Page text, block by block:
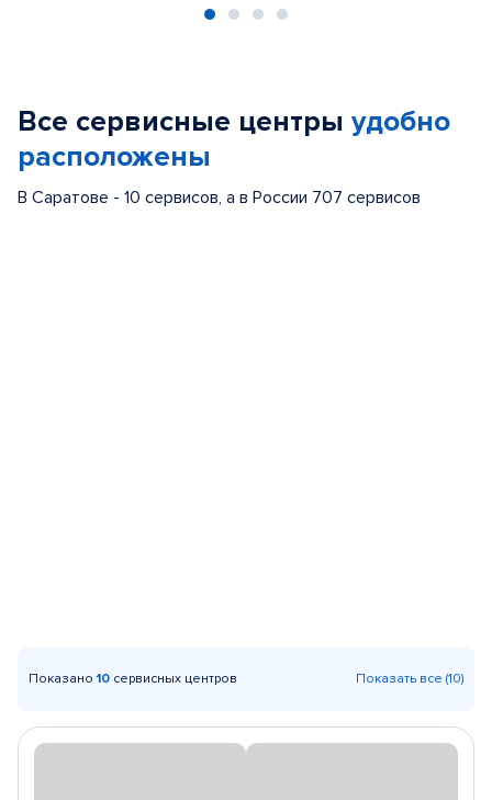
Все сервисные центры удобно
расположены
В Саратове - 10 сервисов, а в России 707 сервисов
Показано 10 сервисных центров Показать все (10)